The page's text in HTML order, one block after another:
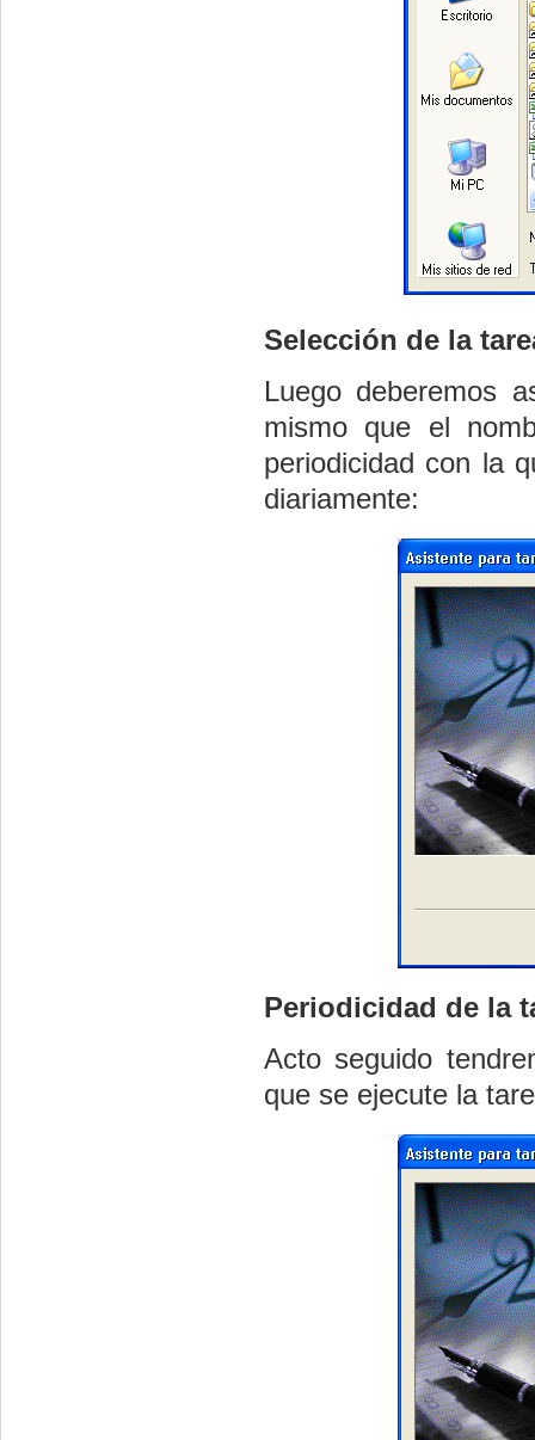
Selección de la
Luego deberemos
mismo que el
periodicidad con la
diariamente:
Periodicidad de la
Acto seguido
que se ejecute la